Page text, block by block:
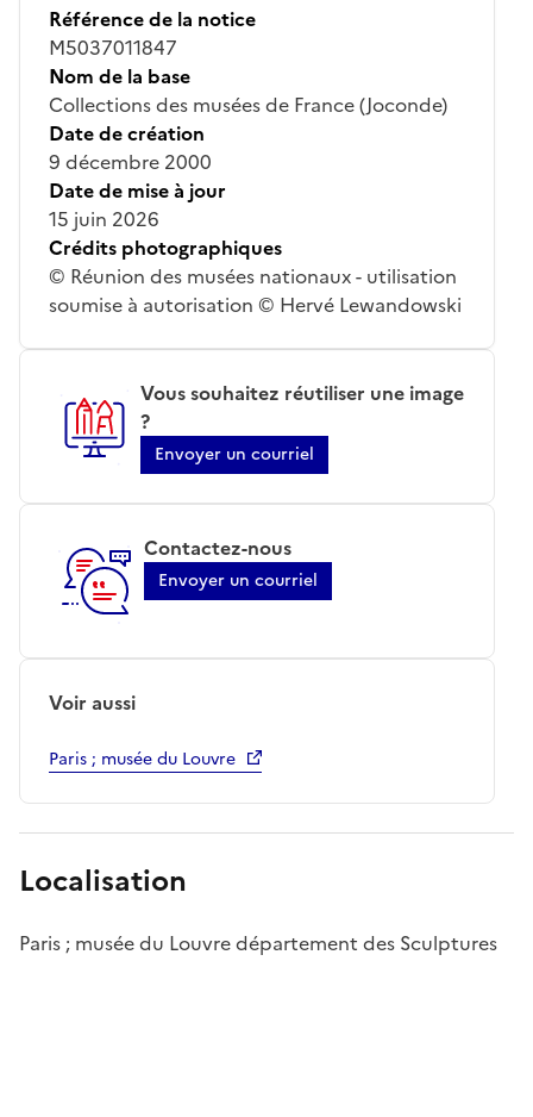
Référence de la notice
M5037011847
Nom de la base
Collections des musées de France (Joconde)
Date de création
9 décembre 2000
Date de mise à jour
15 juin 2026
Crédits photographiques
© Réunion des musées nationaux - utilisation
soumise à autorisation © Hervé Lewandowski
Vous souhaitez réutiliser une image
?
Envoyer un courriel
Contactez-nous
Envoyer un courriel
Voir aussi
Paris ; musée du Louvre
Localisation
Paris ; musée du Louvre département des Sculptures